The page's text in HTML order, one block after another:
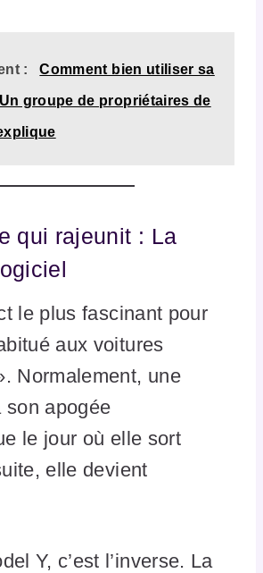
: Comment bien utiliser sa
groupe de propriétaires de
qui rajeunit : La
le plus fascinant pour
aux voitures
Normalement, une
son apogée
le jour où elle sort
elle devient
Y, c’est l’inverse. La